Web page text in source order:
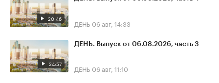
20:46 ДЕНЬ 06 авг, 14:33
24:57
ДЕНЬ. Выпуск от 06.08.2026, часть 3
ДЕНЬ 06 авг, 11:10